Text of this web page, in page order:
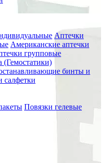
Аптечки
Американские аптечки
групповые
(Гемостатики)
бинты и
салфетки
Повязки гелевые